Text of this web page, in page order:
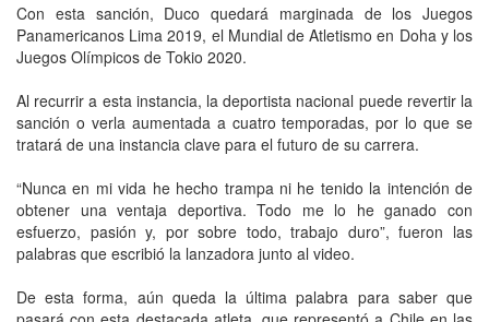
Con esta sanción, Duco quedará marginada de los Juegos
Panamericanos Lima 2019, el Mundial de Atletismo en Doha y los
Juegos Olímpicos de Tokio 2020.
Al recurrir a esta instancia, la deportista nacional puede revertir la
sanción o verla aumentada a cuatro temporadas, por lo que se
tratará de una instancia clave para el futuro de su carrera.
“Nunca en mi vida he hecho trampa ni he tenido la intención de
obtener una ventaja deportiva. Todo me lo he ganado con
esfuerzo, pasión y, por sobre todo, trabajo duro”, fueron las
palabras que escribió la lanzadora junto al video.
De esta forma, aún queda la última palabra para saber que